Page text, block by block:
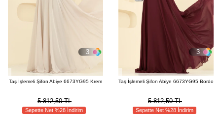
3
Taş İşlemeli Şifon Abiye 6673YG95 Krem
5.812,50 TL
Sepette Net %28 İndirim
3
Taş İşlemeli Şifon Abiye 6673YG95 Bordo
5.812,50 TL
Sepette Net %28 İndirim